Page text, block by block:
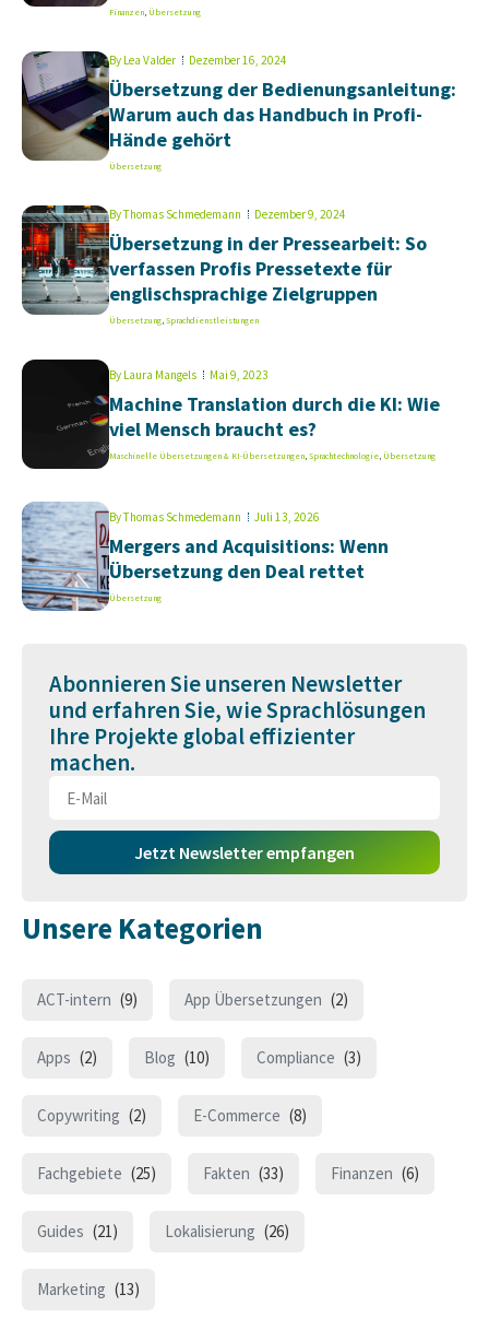
Finanzen, Übersetzung
By Lea Valder Dezember 16, 2024
Übersetzung der Bedienungsanleitung:
Warum auch das Handbuch in Profi-
Hände gehört
Übersetzung
ByThomas Schmedemann Dezember 9, 2024
Übersetzung in der Pressearbeit: So
verfassen Profis Pressetexte für
englischsprachige Zielgruppen
Übersetzung,Sprachdienstleistungen
By Laura Mangels Mai 9, 2023
Machine Translation durch die KI: Wie
viel Mensch braucht es?
Maschinelle Übersetzungen & KI-Übersetzungen,Sprachtechnologie, Übersetzung
ByThomas Schmedemann Juli 13, 2026
Mergers and Acquisitions: Wenn
Übersetzung den Deal rettet
Übersetzung
Abonnieren Sie unseren Newsletter
und erfahren Sie, wie Sprachlösungen
Ihre Projekte global effizienter
machen.
Jetzt Newsletter empfangen
Unsere Kategorien
ACT-intern (9) App Übersetzungen (2)
Apps (2) Blog (10) Compliance (3)
Copywriting (2) E-Commerce (8)
Fachgebiete (25) Fakten (33) Finanzen (6)
Guides (21) Lokalisierung (26)
Marketing (13)